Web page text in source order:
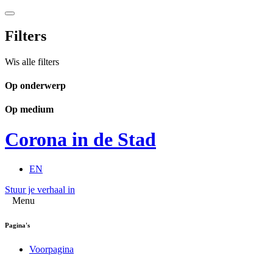
Filters
Wis alle filters
Op onderwerp
Op medium
Corona in de Stad
EN
Stuur je verhaal in
Menu
Pagina's
Voorpagina